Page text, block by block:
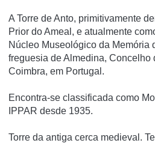
A Torre de Anto, primitivamente
Prior do Ameal, e atualmente
Núcleo Museológico da Memória
freguesia de Almedina, Concelho
Coimbra, em Portugal.
Encontra-se classificada como
IPPAR desde 1935.
Torre da antiga cerca medieval.